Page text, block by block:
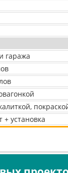
гаража
установка